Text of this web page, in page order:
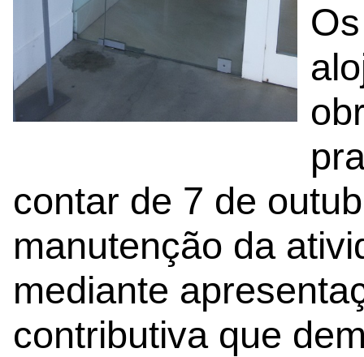
contar de 7 de
manutenção da
mediante
contributiva que